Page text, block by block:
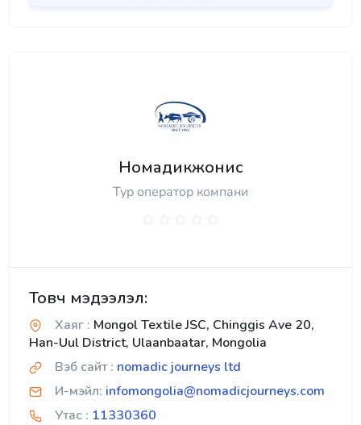
Номадикжонис
Тур оператор компани
Товч мэдээлэл:
Хаяг : Mongol Textile JSC, Chinggis Ave 20,
Han-Uul District, Ulaanbaatar, Mongolia
Вэб сайт : nomadic journeys ltd
И-мэйл: infomongolia@nomadicjourneys.com
Утас : 11330360